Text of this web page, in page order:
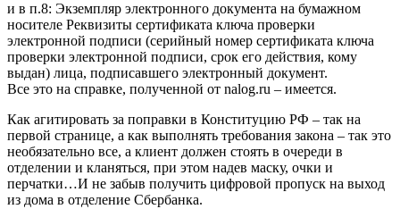
и в п.8: Экземпляр электронного документа на бумажном
носителе Реквизиты сертификата ключа проверки
электронной подписи (серийный номер сертификата ключа
проверки электронной подписи, срок его действия, кому
выдан) лица, подписавшего электронный документ.
Все это на справке, полученной от nalog.ru – имеется.
Как агитировать за поправки в Конституцию РФ – так на
первой странице, а как выполнять требования закона – так это
необязательно все, а клиент должен стоять в очереди в
отделении и кланяться, при этом надев маску, очки и
перчатки…И не забыв получить цифровой пропуск на выход
из дома в отделение Сбербанка.